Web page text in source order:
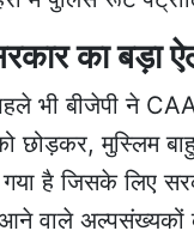
का बड़ा
भी बीजेपी ने
मुस्लिम
गया है जिसके लिए
वाले अल्पसंख्यकों